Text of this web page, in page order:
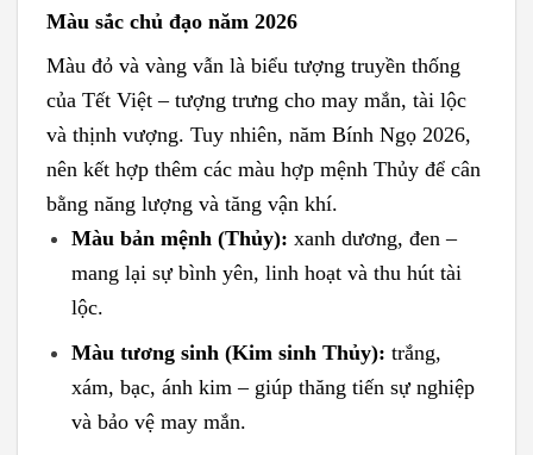
Màu sắc chủ đạo năm 2026
Màu đỏ và vàng vẫn là biểu tượng truyền thống
của Tết Việt – tượng trưng cho may mắn, tài lộc
và thịnh vượng. Tuy nhiên, năm Bính Ngọ 2026,
nên kết hợp thêm các màu hợp mệnh Thủy để cân
bằng năng lượng và tăng vận khí.
Màu bản mệnh (Thủy): xanh dương, đen –
mang lại sự bình yên, linh hoạt và thu hút tài
lộc.
Màu tương sinh (Kim sinh Thủy): trắng,
xám, bạc, ánh kim – giúp thăng tiến sự nghiệp
và bảo vệ may mắn.